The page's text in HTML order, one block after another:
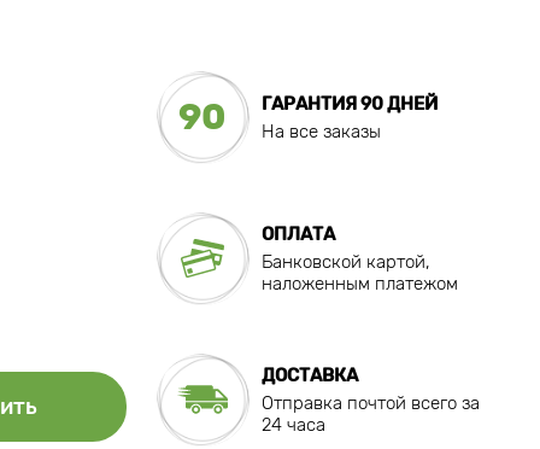
90
ГАРАНТИЯ 90 ДНЕЙ
На все заказы
ОПЛАТА
Банковской картой,
наложенным платежом
ДОСТАВКА
Отправка почтой всего за
24 часа